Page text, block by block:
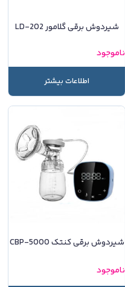
شیردوش برقی گلامور LD-202
ناموجود
اطلاعات بیشتر
شیردوش برقی کنتک CBP-5000
ناموجود